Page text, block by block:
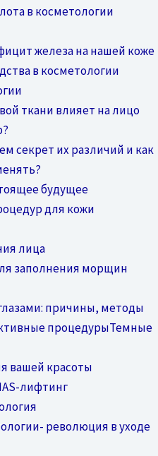
в косметологии
железа на нашей коже
в косметологии
ткани влияет на лицо
секрет их различий и как
будущее
для кожи
лица
заполнения морщин
причины, методы
процедурыТемные
вашей красоты
лифтинг
революция в уходе